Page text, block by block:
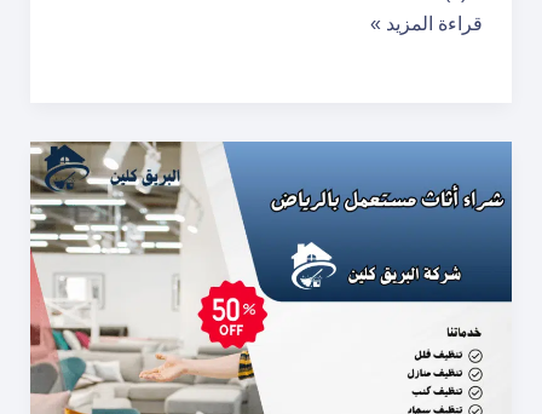
مستعمل
مستعمل
بالرياض
قراءة المزيد »